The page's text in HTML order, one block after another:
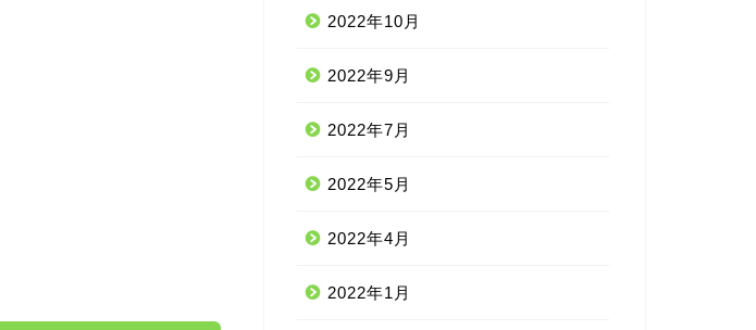
2022年10月
2022年9月
2022年7月
2022年5月
2022年4月
2022年1月